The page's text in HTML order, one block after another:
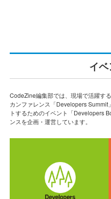
イベ
CodeZine編集部では、現場で活躍す
カンファレンス「Developers Summit
トするためのイベント「Developers
ンスを企画・運営しています。